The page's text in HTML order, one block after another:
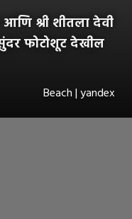
श्री शीतला देवी
फोटोशूट देखील
Beach | yandex